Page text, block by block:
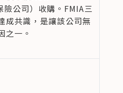
公司）收購。FMIA三
成共識，是讓該公司無
之一。